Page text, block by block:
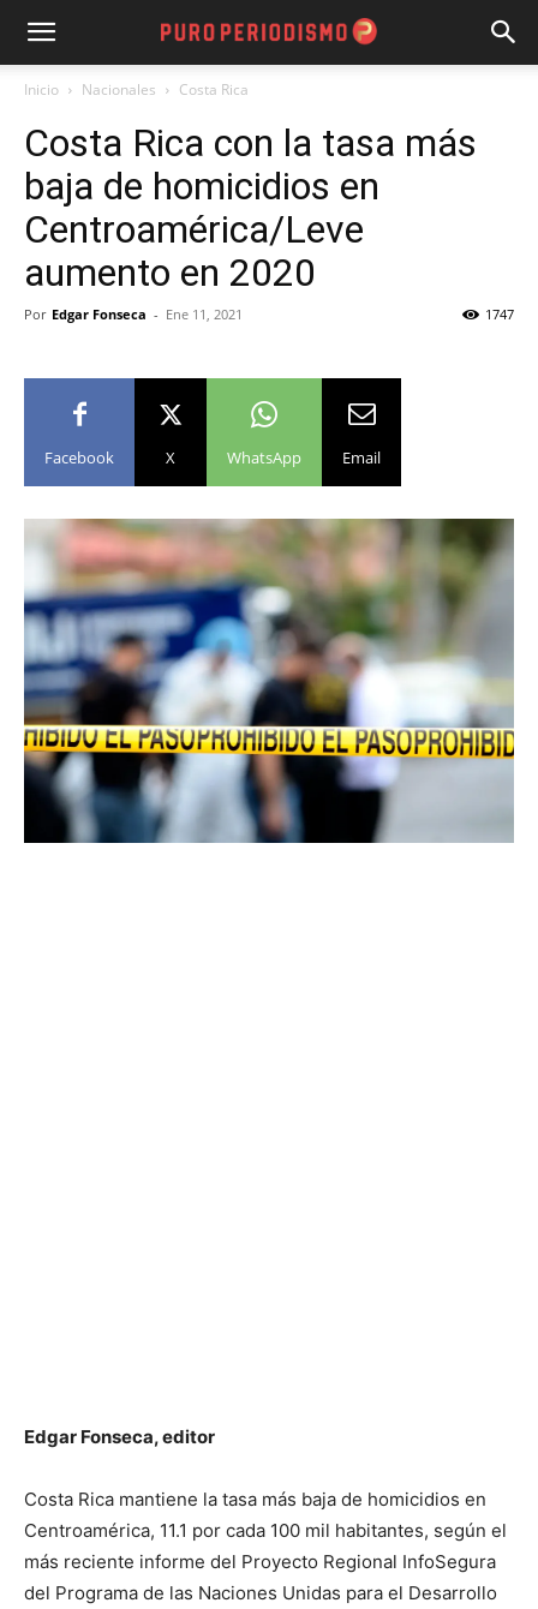
Inicio Nacionales Costa Rica
Costa Rica con la tasa más
baja de homicidios en
Centroamérica/Leve
aumento en 2020
Por Edgar Fonseca - Ene 11, 2021 1747
Facebook X WhatsApp Email
Edgar Fonseca, editor
Costa Rica mantiene la tasa más baja de homicidios en
Centroamérica, 11.1 por cada 100 mil habitantes, según el
más reciente informe del Proyecto Regional InfoSegura
del Programa de las Naciones Unidas para el Desarrollo